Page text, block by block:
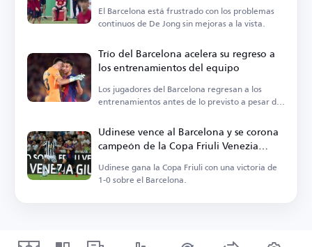
El Barcelona está frustrado con los problemas
continuos de De Jong sin mejoras a la vista.
Trío del Barcelona acelera su regreso a
los entrenamientos del equipo
Los jugadores del Barcelona regresan a los
entrenamientos antes de lo previsto a pesar del
Udinese vence al Barcelona y se corona
campeón de la Copa Friuli Venezia
Giulia
Udinese gana la Copa Friuli con una victoria de
1-0 sobre el Barcelona.